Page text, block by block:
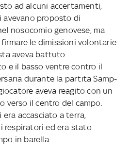
ad alcuni accertamenti,
avevano proposto di
nosocomio genovese, ma
le dimissioni volontarie
aveva battuto
e il basso ventre contro il
durante la partita Samp-
aveva reagito con un
verso il centro del campo.
era accasciato a terra,
respiratori ed era stato
in barella.